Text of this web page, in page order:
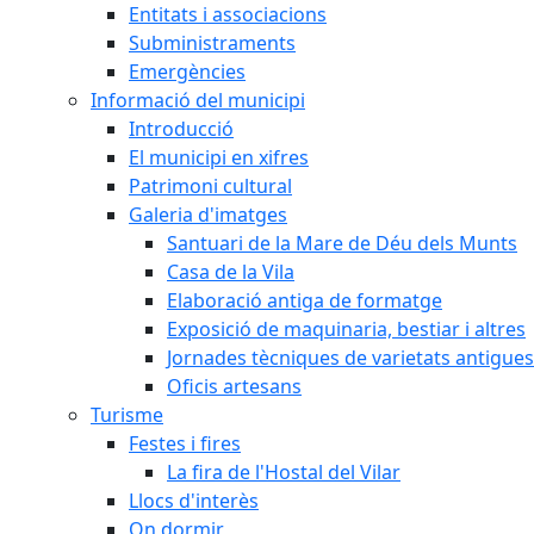
Entitats i associacions
Subministraments
Emergències
Informació del municipi
Introducció
El municipi en xifres
Patrimoni cultural
Galeria d'imatges
Santuari de la Mare de Déu dels Munts
Casa de la Vila
Elaboració antiga de formatge
Exposició de maquinaria, bestiar i altres
Jornades tècniques de varietats
Oficis artesans
Turisme
Festes i fires
La fira de l'Hostal del Vilar
Llocs d'interès